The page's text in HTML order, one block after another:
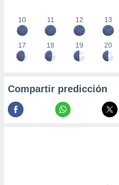
10 11 12 13
17 18 19 20
Compartir predicción